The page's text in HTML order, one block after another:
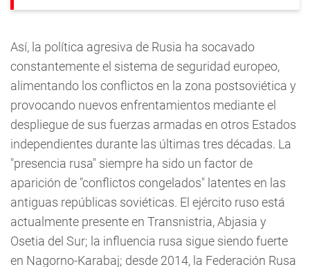
Así, la política agresiva de Rusia ha socavado
constantemente el sistema de seguridad europeo,
alimentando los conflictos en la zona postsoviética y
provocando nuevos enfrentamientos mediante el
despliegue de sus fuerzas armadas en otros Estados
independientes durante las últimas tres décadas. La
"presencia rusa" siempre ha sido un factor de
aparición de "conflictos congelados" latentes en las
antiguas repúblicas soviéticas. El ejército ruso está
actualmente presente en Transnistria, Abjasia y
Osetia del Sur; la influencia rusa sigue siendo fuerte
en Nagorno-Karabaj; desde 2014, la Federación Rusa